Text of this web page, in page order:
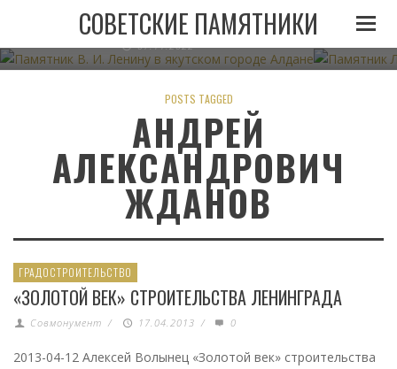
СОВЕТСКИЕ ПАМЯТНИКИ
ПАМЯТНИК В. И. ЛЕНИНУ В ЯКУТСКОМ ГОРОДЕ
АЛДАНЕ
07.11.2022
POSTS TAGGED
АНДРЕЙ
АЛЕКСАНДРОВИЧ
ЖДАНОВ
ГРАДОСТРОИТЕЛЬСТВО
«ЗОЛОТОЙ ВЕК» СТРОИТЕЛЬСТВА ЛЕНИНГРАДА
Совмонумент / 17.04.2013 / 0
2013-04-12 Алексей Волынец «Золотой век» строительства